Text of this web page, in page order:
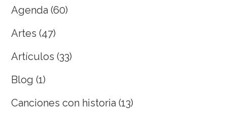
Agenda (60)
Artes (47)
Artículos (33)
Blog (1)
Canciones con historia (13)